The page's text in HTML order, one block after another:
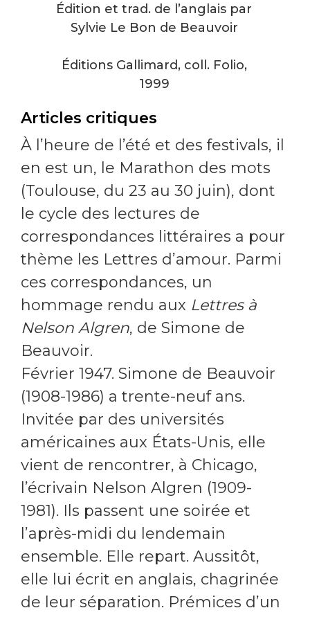
Articles critiques
À l’heure de l’été et des festivals, il
en est un, le Marathon des mots
(Toulouse, du 23 au 30 juin), dont
le cycle des lectures de
correspondances littéraires a pour
thème les Lettres d’amour. Parmi
ces correspondances, un
hommage rendu aux Lettres à
Nelson Algren, de Simone de
Beauvoir.
Février 1947. Simone de Beauvoir
(1908-1986) a trente-neuf ans.
Invitée par des universités
américaines aux États-Unis, elle
vient de rencontrer, à Chicago,
l’écrivain Nelson Algren (1909-
1981). Ils passent une soirée et
l’après-midi du lendemain
ensemble. Elle repart. Aussitôt,
elle lui écrit en anglais, chagrinée
de leur séparation. Prémices d’un
Édition et trad. de l’anglais par
Sylvie Le Bon de Beauvoir
Éditions Gallimard, coll. Folio,
1999